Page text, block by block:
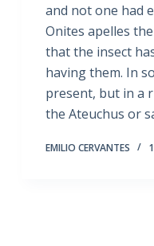
and not one had
Onites apelles
that the insect
having them. In
present, but in a
the Ateuchus or
EMILIO CERVANTES